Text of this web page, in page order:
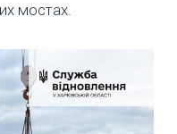
мостах.